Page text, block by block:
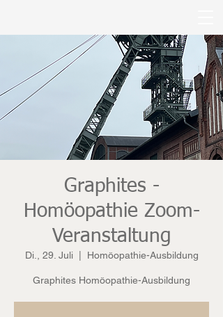
Graphites -
Homöopathie Zoom-
Veranstaltung
Di., 29. Juli
  |
Homöopathie-Ausbildung
Graphites Homöopathie-Ausbildung